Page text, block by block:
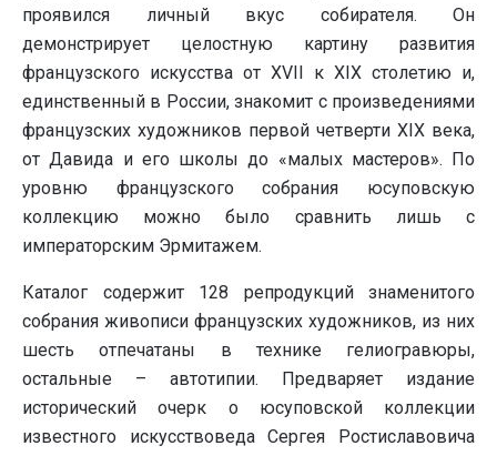
проявился личный вкус собирателя. Он
демонстрирует целостную картину развития
французского искусства от XVII к XIX столетию и,
единственный в России, знакомит с произведениями
французских художников первой четверти XIX века,
от Давида и его школы до «малых мастеров». По
уровню французского собрания юсуповскую
коллекцию можно было сравнить лишь с
императорским Эрмитажем.
Каталог содержит 128 репродукций знаменитого
собрания живописи французских художников, из них
шесть отпечатаны в технике гелиогравюры,
остальные – автотипии. Предваряет издание
исторический очерк о юсуповской коллекции
известного искусствоведа Сергея Ростиславовича